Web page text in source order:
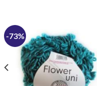
-73%